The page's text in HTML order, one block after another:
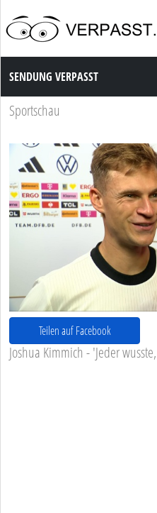
Sendung Verpasst
SENDUNG VERPASST
Sportschau
Teilen auf Facebook
Joshua Kimmich - 'Jeder